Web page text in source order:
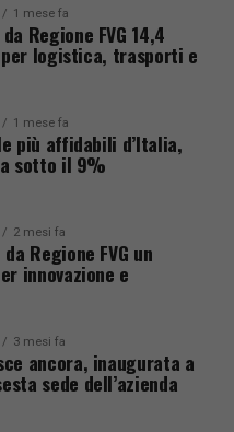
1 mese fa
Regione FVG 14,4
logistica, trasporti e
1 mese fa
più affidabili d’Italia,
sotto il 9%
2 mesi fa
Regione FVG un
innovazione e
3 mesi fa
ancora, inaugurata a
sede dell’azienda